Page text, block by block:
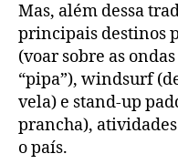
Mas, além dessa
principais destinos
(voar sobre as
“pipa”), windsurf
vela) e stand-up
prancha),
o país.